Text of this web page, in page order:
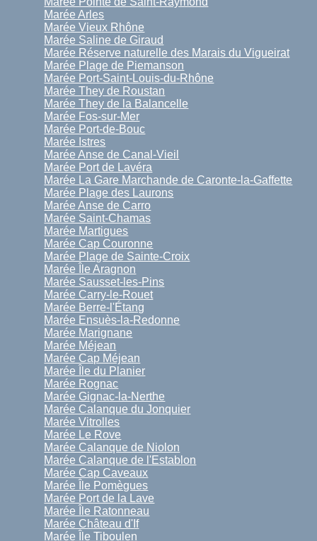
Marée Arles
Marée Vieux Rhône
Marée Saline de Giraud
Marée Réserve naturelle des Marais du Vigueirat
Marée Plage de Piemanson
Marée Port-Saint-Louis-du-Rhône
Marée They de Roustan
Marée They de la Balancelle
Marée Fos-sur-Mer
Marée Port-de-Bouc
Marée Istres
Marée Anse de Canal-Vieil
Marée Port de Lavéra
Marée La Gare Marchande de Caronte-la-Gaffette
Marée Plage des Laurons
Marée Anse de Carro
Marée Saint-Chamas
Marée Martigues
Marée Cap Couronne
Marée Plage de Sainte-Croix
Marée Île Aragnon
Marée Sausset-les-Pins
Marée Carry-le-Rouet
Marée Berre-l'Étang
Marée Ensuès-la-Redonne
Marée Marignane
Marée Méjean
Marée Cap Méjean
Marée Île du Planier
Marée Rognac
Marée Gignac-la-Nerthe
Marée Calanque du Jonquier
Marée Vitrolles
Marée Le Rove
Marée Calanque de Niolon
Marée Calanque de l'Establon
Marée Cap Caveaux
Marée Île Pomègues
Marée Port de la Lave
Marée Île Ratonneau
Marée Château d'If
Marée Île Tiboulen